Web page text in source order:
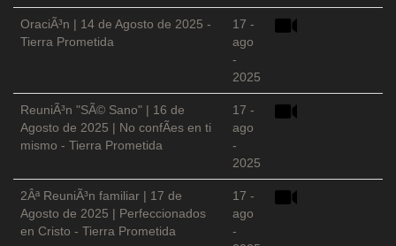
OraciÃ³n | 14 de Agosto de 2025 -
Tierra Prometida
17 -
ago
-
2025
ReuniÃ³n "SÃ© Sano" | 16 de
Agosto de 2025 | No confÃ­es en ti
mismo - Tierra Prometida
17 -
ago
-
2025
2Âª ReuniÃ³n familiar | 17 de
Agosto de 2025 | Perfeccionados
en Cristo - Tierra Prometida
17 -
ago
-